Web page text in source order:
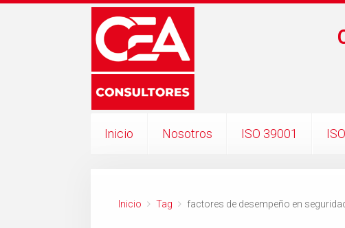
Inicio Nosotros ISO 39001
Inicio Tag factores de desempeño en